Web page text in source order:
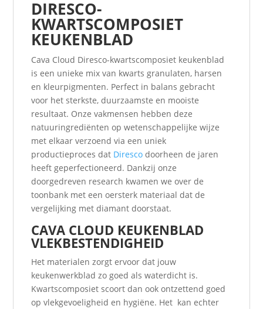
DIRESCO-
KWARTSCOMPOSIET
KEUKENBLAD
Cava Cloud Diresco-kwartscomposiet keukenblad
is een unieke mix van kwarts granulaten, harsen
en kleurpigmenten. Perfect in balans gebracht
voor het sterkste, duurzaamste en mooiste
resultaat. Onze vakmensen hebben deze
natuuringrediënten op wetenschappelijke wijze
met elkaar verzoend via een uniek
productieproces dat Diresco doorheen de jaren
heeft geperfectioneerd. Dankzij onze
doorgedreven research kwamen we over de
toonbank met een oersterk materiaal dat de
vergelijking met diamant doorstaat.
CAVA CLOUD KEUKENBLAD
VLEKBESTENDIGHEID
Het materialen zorgt ervoor dat jouw
keukenwerkblad zo goed als waterdicht is.
Kwartscomposiet scoort dan ook ontzettend goed
op vlekgevoeligheid en hygiëne. Het kan echter